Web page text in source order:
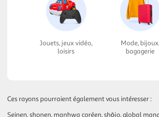
Jouets, jeux vidéo,
loisirs
Mode, bijoux,
bagagerie
Ces rayons pourraient également vous intéresser :
Seinen shonen manhwa coréen shōjo global